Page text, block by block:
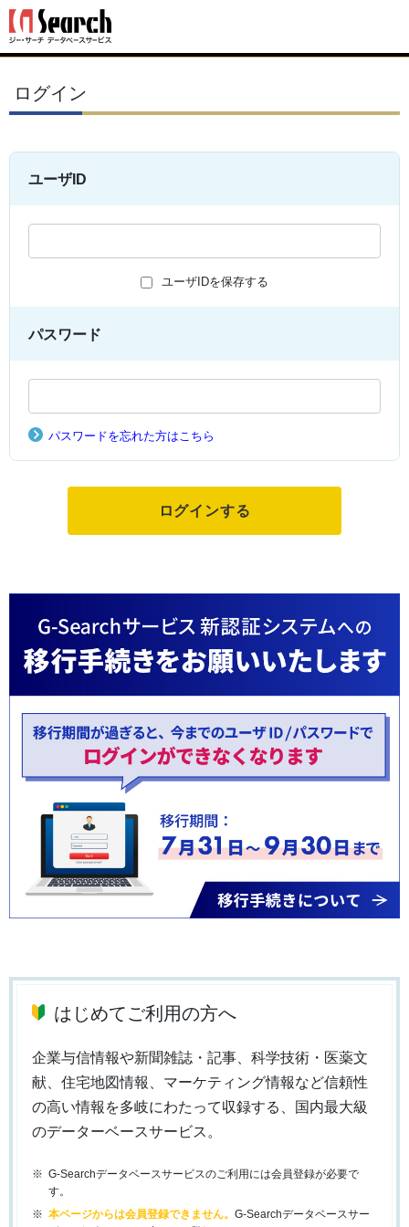
ログイン
ユーザID
ユーザIDを保存する
パスワード
パスワードを忘れた方はこちら
はじめてご利用の方へ
企業与信情報や新聞雑誌・記事、科学技術・医薬文
献、住宅地図情報、マーケティング情報など信頼性
の高い情報を多岐にわたって収録する、国内最大級
のデーターベースサービス。
G-Searchデータベースサービスのご利用には会員登録が必要で
す。
本ページからは会員登録できません。 G-Searchデータベースサー